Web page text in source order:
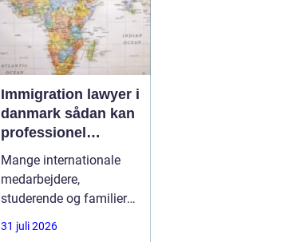
Immigration lawyer i
danmark sådan kan
professionel
rådgivning gøre en
forskel
Mange internationale
medarbejdere,
studerende og familier
oplever, at vejen til
opholdstilladelse i
31 juli 2026